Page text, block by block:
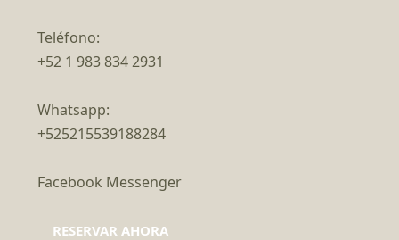
Teléfono:
+52 1 983 834 2931
Whatsapp:
+525215539188284
Facebook Messenger
RESERVAR AHORA